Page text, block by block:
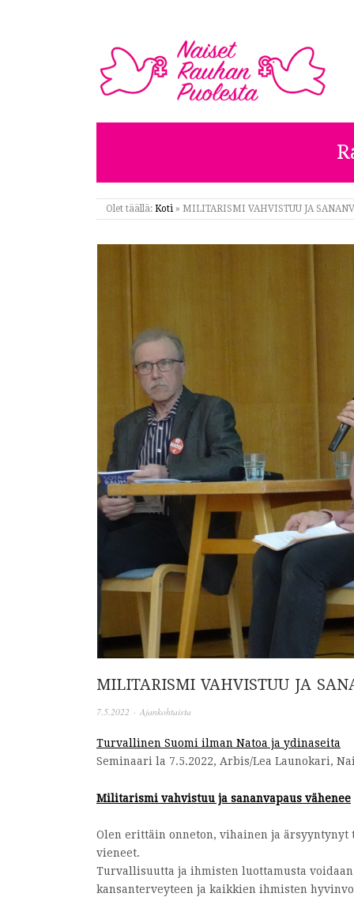
NAISET RAUHAN
Olet täällä: Koti » MILITARISMI VAHVISTUU JA
MILITARISMI VAHVISTUU JA
7.5.2022 · Ajankohtaista
Turvallinen Suomi ilman Natoa ja ydinaseita
Seminaari la 7.5.2022, Arbis/Lea Launokari,
Militarismi vahvistuu ja sananvapaus vähenee
Olen erittäin onneton, vihainen ja ärsyyntynyt
vieneet.
Turvallisuutta ja ihmisten luottamusta
kansanterveyteen ja kaikkien ihmisten